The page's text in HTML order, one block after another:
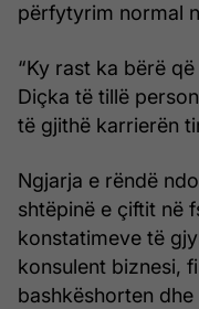
përfytyrim normal
“Ky rast ka bërë
Diçka të tillë
të gjithë karrierën
Ngjarja e rëndë
shtëpinë e çiftit në
konstatimeve të
konsulent biznesi,
bashkëshorten